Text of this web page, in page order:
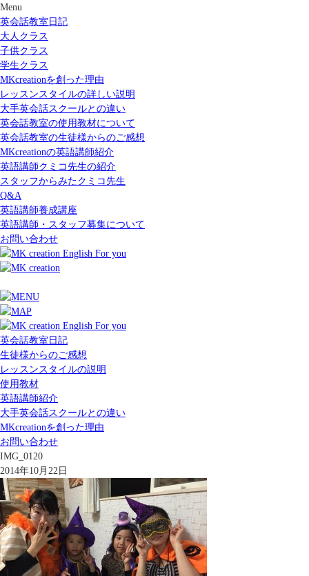
Menu
英会話教室日記
大人クラス
子供クラス
学生クラス
MKcreationを創った理由
レッスンスタイルの詳しい説明
大手英会話スクールとの違い
英会話教室の使用教材について
英会話教室の生徒様からのご感想
MKcreationの英語講師紹介
英語講師クミコ先生の紹介
スタッフからみたクミコ先生
Q&A
英語講師養成講座
英語講師・スタッフ募集について
お問い合わせ
英会話教室日記
生徒様からのご感想
レッスンスタイルの説明
使用教材
英語講師紹介
大手英会話スクールとの違い
MKcreationを創った理由
お問い合わせ
IMG_0120
2014年10月22日